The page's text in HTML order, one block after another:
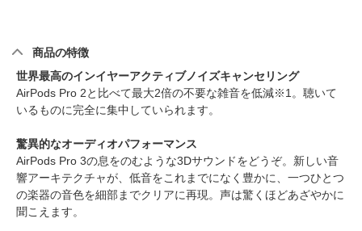
商品の特徴
世界最高のインイヤーアクティブノイズキャンセリング
AirPods Pro 2と比べて最大2倍の不要な雑音を低減※1。聴いて
いるものに完全に集中していられます。
驚異的なオーディオパフォーマンス
AirPods Pro 3の息をのむような3Dサウンドをどうぞ。新しい音
響アーキテクチャが、低音をこれまでになく豊かに、一つひとつ
の楽器の音色を細部までクリアに再現。声は驚くほどあざやかに
聞こえます。